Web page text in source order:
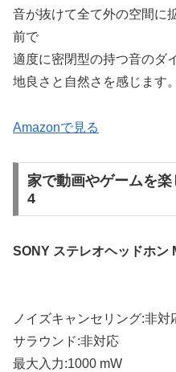
音が抜けて全て外の空間に
前で
適度に密閉型の持つ音のダ
地良さと自然さを感じます。
Amazonで見る
家で動画やゲームを
4
SONY ステレオヘッドホン
ノイズキャンセリング:非対
サラウンド:非対応
最大入力:1000 mW